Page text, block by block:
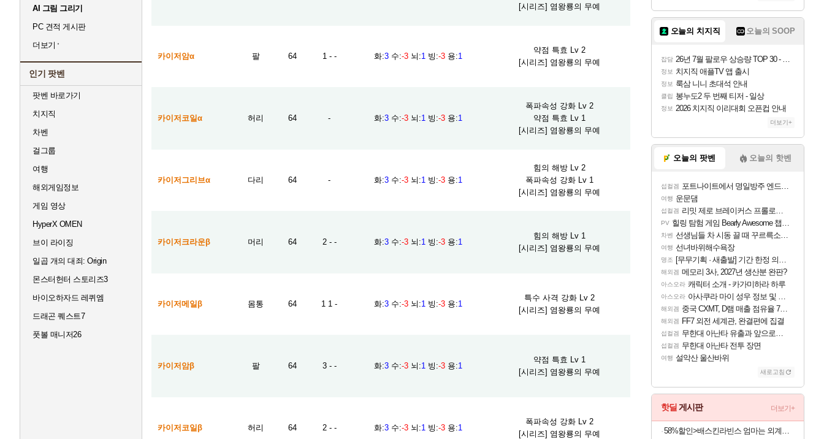
AI 그림 그리기
PC 견적 게시판
더보기
인기 팟벤
팟벤 바로가기
치지직
차벤
걸그룹
여행
해외게임정보
게임 영상
HyperX OMEN
브이 라이징
일곱 개의 대죄: Origin
몬스터헌터 스토리즈3
바이오하자드 레퀴엠
드래곤 퀘스트7
풋볼 매니저26
[시리즈] 염왕룡의 무예
카이저암α 팔 64 1 - - 화:3 수:-3 뇌 :1 빙 :-3 용:1
약점 특효 Lv 2
[시리즈] 염왕룡의 무예
카이저코일α 허리 64 - 화:3 수:-3 뇌 :1 빙 :-3 용:1
폭파속성 강화 Lv 2
약점 특효 Lv 1
[시리즈] 염왕룡의 무예
카이저그리브α 다리 64 - 화:3 수:-3 뇌 :1 빙 :-3 용:1
힘의 해방 Lv 2
폭파속성 강화 Lv 1
[시리즈] 염왕룡의 무예
카이저크라운β 머리 64 2 - - 화:3 수:-3 뇌 :1 빙 :-3 용:1
힘의 해방 Lv 1
[시리즈] 염왕룡의 무예
카이저메일β 몸통 64 1 1 - 화:3 수:-3 뇌 :1 빙 :-3 용:1
특수 사격 강화 Lv 2
[시리즈] 염왕룡의 무예
카이저암β 팔 64 3 - - 화:3 수:-3 뇌 :1 빙 :-3 용:1
약점 특효 Lv 1
[시리즈] 염왕룡의 무예
카이저코일β 허리 64 2 - - 화:3 수:-3 뇌 :1 빙 :-3 용:1
폭파속성 강화 Lv 2
[시리즈] 염왕룡의 무예
오늘의 치지직 오늘의 SOOP
잡담 26년 7월 팔로우 상승량 TOP 30 - 월간 치지직
정보 치지직 애플TV 앱 출시
정보 룩삼 니니 초대석 안내
클립 봉누도2 두 번째 티저 - 일상
정보 2026 치지직 이리대회 오픈컵 안내
더보기+
오늘의 팟벤 오늘의 핫벤
섭컬겜 포트나이트에서 명일방주 엔드필드 [펠리카] 판매 예정
여행 운문댐
섭컬겜 리밋 제로 브레이커스 프롤로그 테스트 후기 영상 업로드
PV 힐링 탐험 게임 Bearly Awesome 챕터 1 트레일러
차벤 선생님들 차 시동 끌 때 꾸르륵소리나는데
여행 선녀바위해수욕장
명조 [무무기획 · 새출발] 기간 한정 의뢰 이벤트
해외겜 메모리 3사, 2027년 생산분 완판?
아스오라 캐릭터 소개 - 카가미하라 하루
아스오라 아사쿠라 마이 성우 정보 및 주요 필모
해외겜 중국 CXMT, D램 매출 점유율 7%…글로벌 4위로 부상
해외겜 FF7 외전 세계관, 완결편에 집결
섭컬겜 무한대 아난타 유출과 앞으로의 예상 (루머)
섭컬겜 무한대 아난타 전투 장면
여행 설악산 울산바위
새로고침
핫딜 게시판 더보기+
58%할인>배스킨라빈스 엄마는 외계인 초코볼, 32g, 6개입, 2개